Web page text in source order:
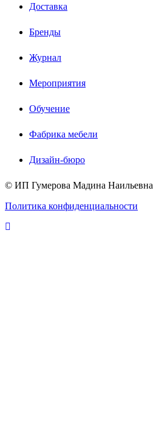
Доставка
Бренды
Журнал
Мероприятия
Обучение
Фабрика мебели
Дизайн-бюро
© ИП Гумерова Мадина Наильевна
Политика конфиденциальности